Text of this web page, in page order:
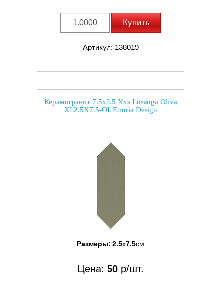
Купить
Артикул: 138019
Керамогранит 7.5x2.5 Xxs Losanga Oliva
XL2.5X7.5-OL Etruria Design
Размеры: 2.5x7.5см
Цена: 50 р/шт.